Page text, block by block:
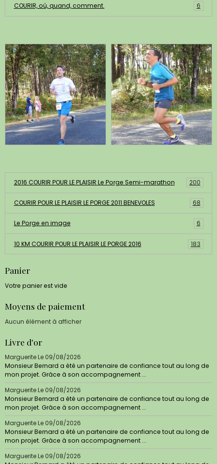
COURIR, où, quand, comment. 6
2016 COURIR POUR LE PLAISIR Le Porge Semi-marathon 200
COURIR POUR LE PLAISIR LE PORGE 2011 BENEVOLES 68
Le Porge en image 6
10 KM COURIR POUR LE PLAISIR LE PORGE 2016 183
Panier
Votre panier est vide
Moyens de paiement
Aucun élément à afficher
Livre d'or
MargueriteLe 09/08/2026
Monsieur Bernard a été un partenaire de confiance tout au long de
mon projet. Grâce à son accompagnement ...
MargueriteLe 09/08/2026
Monsieur Bernard a été un partenaire de confiance tout au long de
mon projet. Grâce à son accompagnement ...
MargueriteLe 09/08/2026
Monsieur Bernard a été un partenaire de confiance tout au long de
mon projet. Grâce à son accompagnement ...
MargueriteLe 09/08/2026